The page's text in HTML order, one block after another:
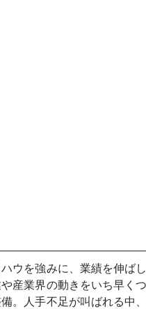
ウを強みに、業績を伸ば
産業界の動きをいち早く
。人手不足が叫ばれる中